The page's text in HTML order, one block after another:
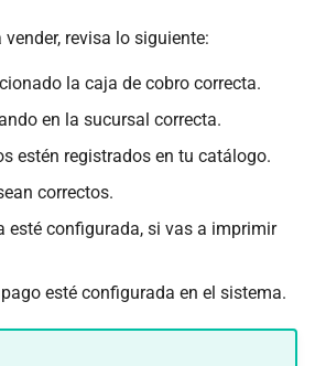
revisa lo siguiente:
la caja de cobro correcta.
en la sucursal correcta.
estén registrados en tu catálogo.
correctos.
esté configurada, si vas a imprimir
esté configurada en el sistema.